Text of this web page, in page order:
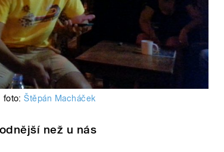
foto:Štěpán Macháček
než u nás